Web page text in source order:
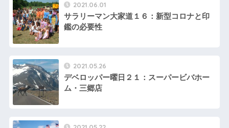
2021.06.01
サラリーマン大家道１６：新型コロナと印
鑑の必要性
2021.05.26
デベロッパー曜日２１：スーパービバホー
ム・三郷店